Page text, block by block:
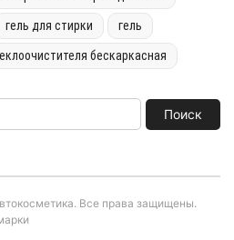
гель для стирки гель
бескаркасная
Поиск
Все права защищены.